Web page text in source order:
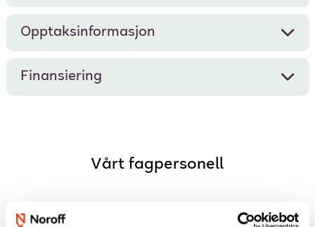
Opptaksinformasjon
Finansiering
Vårt fagpersonell